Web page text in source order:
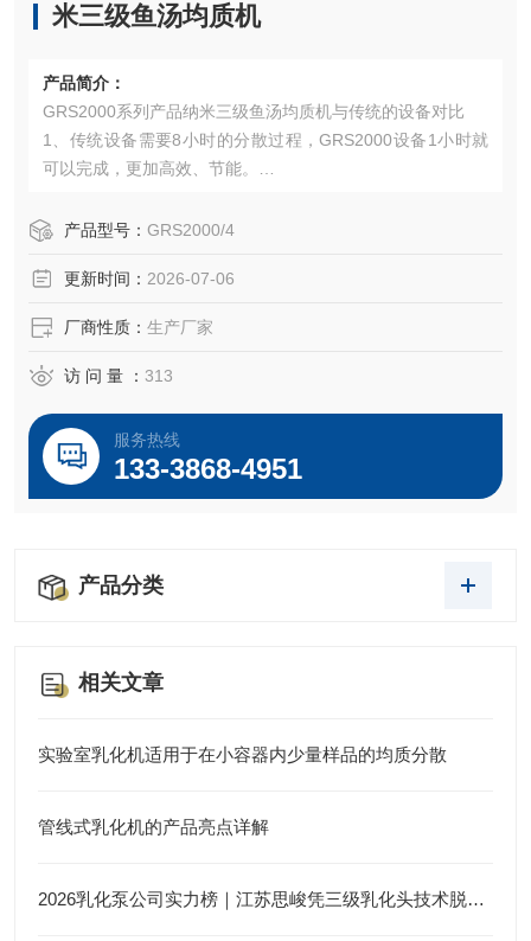
米三级鱼汤均质机
产品简介：
GRS2000系列产品纳米三级鱼汤均质机与传统的设备对比
1、传统设备需要8小时的分散过程，GRS2000设备1小时就
可以完成，更加高效、节能。
钟转速也在1500转之内，而GRS2000系列每分钟转速可达到
物料瞬间细化分散，从而获得更高品质的产品。
产品型号： GRS2000/4
更新时间： 2026-07-06
厂商性质： 生产厂家
访 问 量 ： 313
服务热线
133-3868-4951
产品分类
相关文章
实验室乳化机适用于在小容器内少量样品的均质分散
管线式乳化机的产品亮点详解
2026乳化泵公司实力榜｜江苏思峻凭三级乳化头技术脱颖而出（附FAQ常见问题解答）